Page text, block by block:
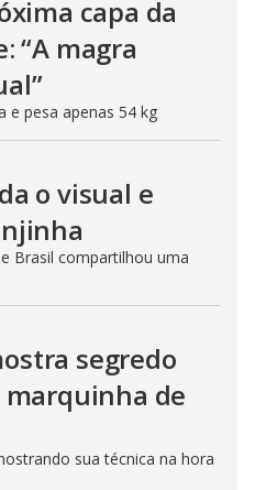
capa da
“A magra
e pesa apenas 54 kg
o visual e
Brasil compartilhou uma
segredo
marquinha de
sua técnica na hora